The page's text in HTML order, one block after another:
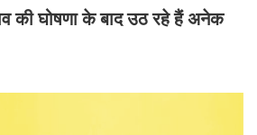
की घोषणा के बाद उठ रहे हैं अनेक